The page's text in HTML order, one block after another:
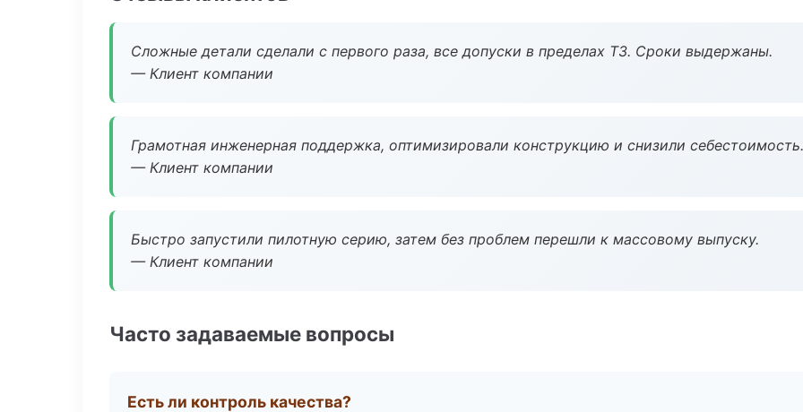
Сложные детали сделали с первого раза, все допуски в пределах ТЗ. Сроки выдержаны.
— Клиент компании
Грамотная инженерная поддержка, оптимизировали конструкцию и снизили себестоимость.
— Клиент компании
Быстро запустили пилотную серию, затем без проблем перешли к массовому выпуску.
— Клиент компании
Часто задаваемые вопросы
Есть ли контроль качества?